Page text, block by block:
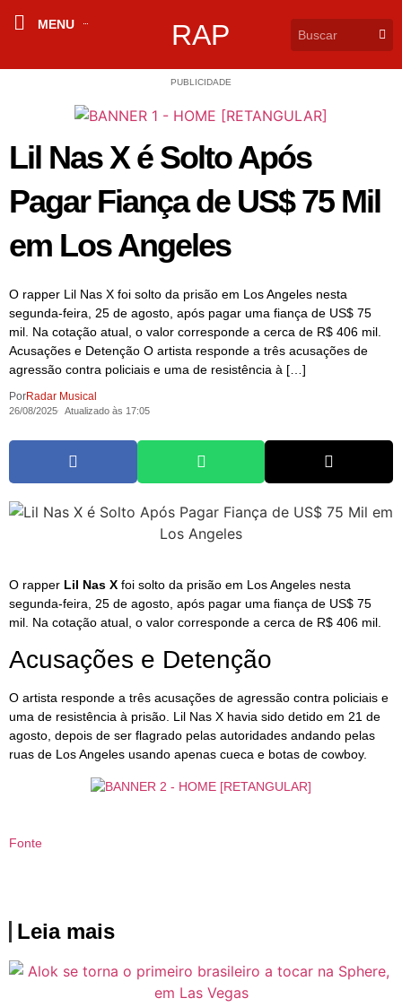
MENU RAP
PUBLICIDADE
Lil Nas X é Solto Após
Pagar Fiança de US$ 75 Mil
em Los Angeles
O rapper Lil Nas X foi solto da prisão em Los Angeles nesta
segunda-feira, 25 de agosto, após pagar uma fiança de US$ 75
mil. Na cotação atual, o valor corresponde a cerca de R$ 406 mil.
Acusações e Detenção O artista responde a três acusações de
agressão contra policiais e uma de resistência à […]
PorRadar Musical
26/08/2025 Atualizado às 17:05
O rapper Lil Nas X foi solto da prisão em Los Angeles nesta
segunda-feira, 25 de agosto, após pagar uma fiança de US$ 75
mil. Na cotação atual, o valor corresponde a cerca de R$ 406 mil.
Acusações e Detenção
O artista responde a três acusações de agressão contra policiais e
uma de resistência à prisão. Lil Nas X havia sido detido em 21 de
agosto, depois de ser flagrado pelas autoridades andando pelas
ruas de Los Angeles usando apenas cueca e botas de cowboy.
Fonte
Leia mais